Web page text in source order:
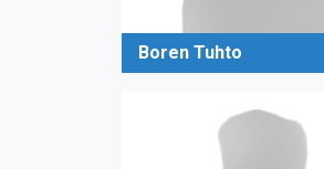
Boren Tuhto